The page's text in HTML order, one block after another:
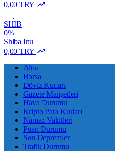
0,00 TRY
SHIB
0%
Shiba Inu
0,00 TRY
Altın
Borsa
Döviz Kurları
Gazete Manşetleri
Hava Durumu
Kripto Para Kurları
Namaz Vakitleri
Puan Durumu
Son Depremler
Trafik Durumu